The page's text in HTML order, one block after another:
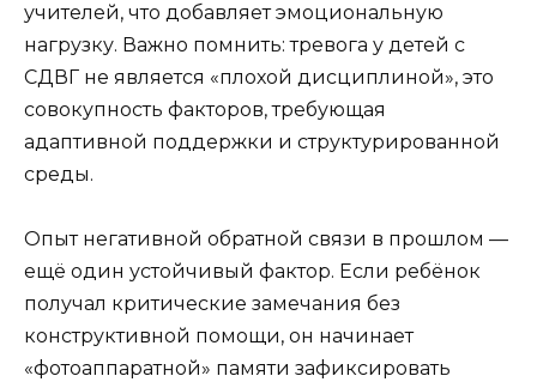
учителей, что добавляет эмоциональную
нагрузку. Важно помнить: тревога у детей с
СДВГ не является «плохой дисциплиной», это
совокупность факторов, требующая
адаптивной поддержки и структурированной
среды.
Опыт негативной обратной связи в прошлом —
ещё один устойчивый фактор. Если ребёнок
получал критические замечания без
конструктивной помощи, он начинает
«фотоаппаратной» памяти зафиксировать